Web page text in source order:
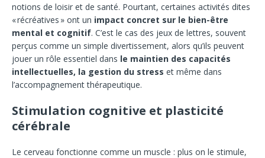
notions de loisir et de santé. Pourtant, certaines activités dites
« récréatives » ont un impact concret sur le bien-être
mental et cognitif. C’est le cas des jeux de lettres, souvent
perçus comme un simple divertissement, alors qu’ils peuvent
jouer un rôle essentiel dans le maintien des capacités
intellectuelles, la gestion du stress et même dans
l’accompagnement thérapeutique.
Stimulation cognitive et plasticité
cérébrale
Le cerveau fonctionne comme un muscle : plus on le stimule,